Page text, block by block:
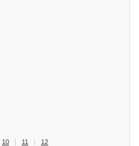
10 11 12